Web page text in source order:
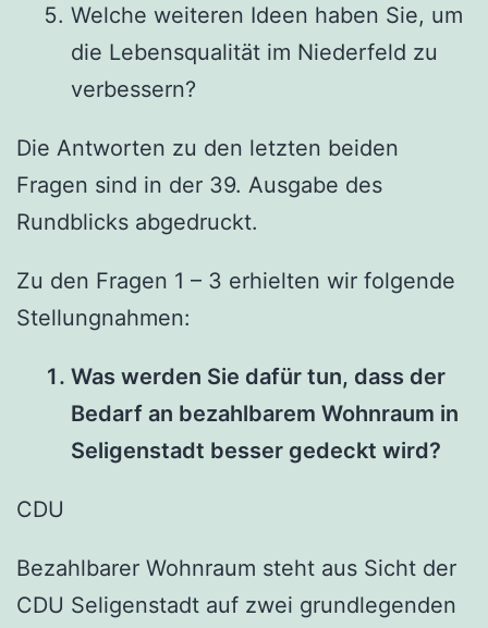
Welche weiteren Ideen haben Sie, um
die Lebensqualität im Niederfeld zu
verbessern?
Die Antworten zu den letzten beiden
Fragen sind in der 39. Ausgabe des
Rundblicks abgedruckt.
Zu den Fragen 1 – 3 erhielten wir folgende
Stellungnahmen:
Was werden Sie dafür tun, dass der
Bedarf an bezahlbarem Wohnraum in
Seligenstadt besser gedeckt wird?
CDU
Bezahlbarer Wohnraum steht aus Sicht der
CDU Seligenstadt auf zwei grundlegenden